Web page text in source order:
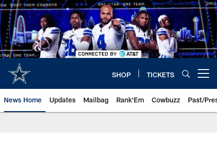
Skip
to
main
content
SHOP TICKETS
News Home Updates Mailbag Rank'Em Cowbuzz Past/